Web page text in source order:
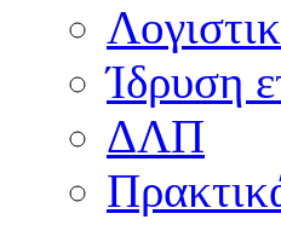
Ίδρυση
ΔΛΠ